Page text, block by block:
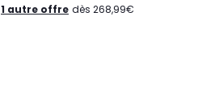
1 autre offre dès 268,99€